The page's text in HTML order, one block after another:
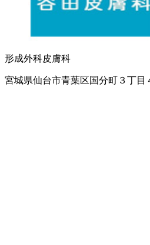
形成外科皮膚科
宮城県仙台市青葉区国分町３丁目